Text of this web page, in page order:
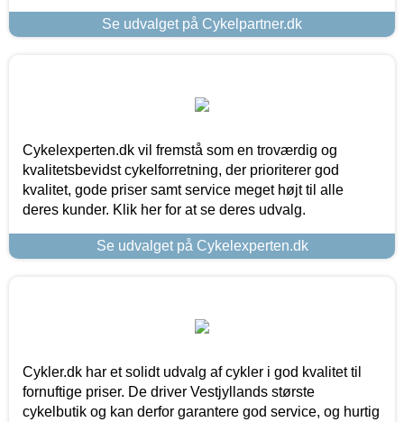
Se udvalget på Cykelpartner.dk
Cykelexperten.dk vil fremstå som en troværdig og
kvalitetsbevidst cykelforretning, der prioriterer god
kvalitet, gode priser samt service meget højt til alle
deres kunder. Klik her for at se deres udvalg.
Se udvalget på Cykelexperten.dk
Cykler.dk har et solidt udvalg af cykler i god kvalitet til
fornuftige priser. De driver Vestjyllands største
cykelbutik og kan derfor garantere god service, og hurtig